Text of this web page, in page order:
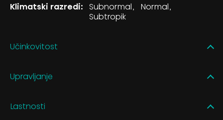
Klimatski razredi: Subnormal
Normal
Subtropik
Učinkovitost
Upravljanje
Lastnosti